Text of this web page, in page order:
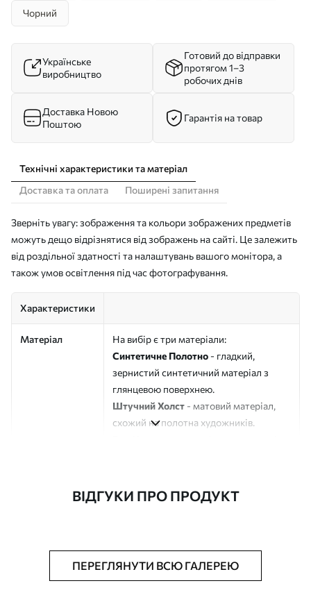
Чорний
Українське
виробництво
Готовий до відправки
протягом 1–3
робочих днів
Доставка Новою
Поштою
Гарантія на товар
Технічні характеристики та матеріал
Доставка та оплата
Поширені запитання
Зверніть увагу: зображення та кольори зображених предметів
можуть дещо відрізнятися від зображень на сайті. Це залежить
від роздільної здатності та налаштувань вашого монітора, а
також умов освітлення під час фотографування.
Характеристики
Матеріал
На вибір є три матеріали:
Синтетичне Полотно - гладкий,
зернистий синтетичний матеріал з
глянцевою поверхнею.
Штучний Холст - матовий матеріал,
схожий на полотна художників.
Додатково Можна додати лакове покриття.
ВІДГУКИ ПРО ПРОДУКТ
ПЕРЕГЛЯНУТИ ВСЮ ГАЛЕРЕЮ